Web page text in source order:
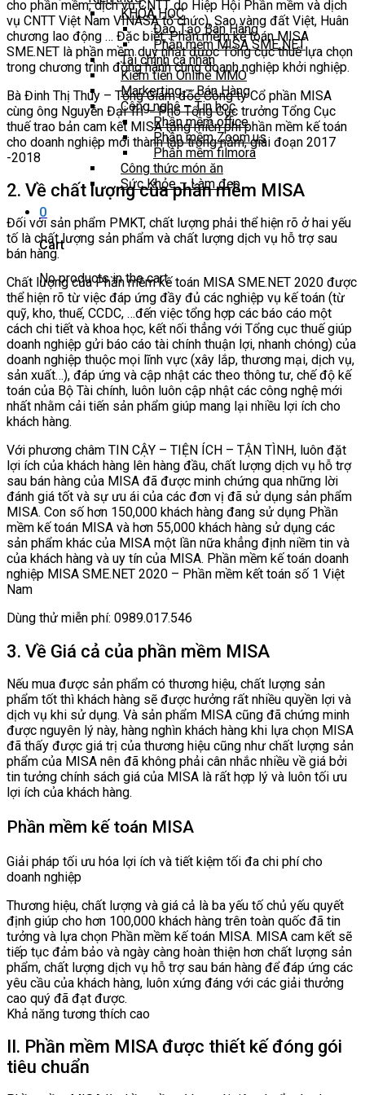
KHÓA HỌC
Đào Tạo Bán Hàng
Phần mềm MISA SME NET
Tài chính cá nhân
Kiếm tiền Online MMO
Markerting – Bán Hàng
Công nghệ – Tin học
Phần mềm office
Phần mềm Zoom.us
Phần mềm filmora
Công thức món ăn
Sức Khỏe – Làm đẹp
0
Cart
No products in the cart.
cho phần mềm, dịch vụ CNTT do Hiệp Hội Phần mềm và dịch
vụ CNTT Việt Nam VINASA tổ chức), Sao vàng đất Việt, Huân
chương lao động … Đặc biệt, Phần mềm kế toán MISA
SME.NET là phần mềm duy nhất được Tổng cục thuế lựa chọn
trong chương trình đồng hành cùng doanh nghiệp khởi nghiệp.
Bà Đinh Thị Thúy – Tổng Giám đốc Công ty Cổ phần MISA
cùng ông Nguyễn Đại Trí – Phó Tổng Cục trưởng Tổng Cục
thuế trao bản cam kết MISA tặng miễn phí phần mềm kế toán
cho doanh nghiệp mới thành lập trong năm, giai đoạn 2017
-2018
2. Về chất lượng của phần mềm MISA
Đối với sản phẩm PMKT, chất lượng phải thể hiện rõ ở hai yếu
tố là chất lượng sản phẩm và chất lượng dịch vụ hỗ trợ sau
bán hàng.
Chất lượng của Phần mềm kế toán MISA SME.NET 2020 được
thể hiện rõ từ việc đáp ứng đầy đủ các nghiệp vụ kế toán (từ
quỹ, kho, thuế, CCDC, …đến việc tổng hợp các báo cáo một
cách chi tiết và khoa học, kết nối thẳng với Tổng cục thuế giúp
doanh nghiệp gửi báo cáo tài chính thuận lợi, nhanh chóng) của
doanh nghiệp thuộc mọi lĩnh vực (xây lắp, thương mại, dịch vụ,
sản xuất…), đáp ứng và cập nhật các theo thông tư, chế độ kế
toán của Bộ Tài chính, luôn luôn cập nhật các công nghệ mới
nhất nhằm cải tiến sản phẩm giúp mang lại nhiều lợi ích cho
khách hàng.
Với phương châm TIN CẬY – TIỆN ÍCH – TẬN TÌNH, luôn đặt
lợi ích của khách hàng lên hàng đầu, chất lượng dịch vụ hỗ trợ
sau bán hàng của MISA đã được minh chứng qua những lời
đánh giá tốt và sự ưu ái của các đơn vị đã sử dụng sản phẩm
MISA. Con số hơn 150,000 khách hàng đang sử dụng Phần
mềm kế toán MISA và hơn 55,000 khách hàng sử dụng các
sản phẩm khác của MISA một lần nữa khẳng định niềm tin và
của khách hàng và uy tín của MISA. Phần mềm kế toán doanh
nghiệp MISA SME.NET 2020 – Phần mềm kết toán số 1 Việt
Nam
Dùng thử miễn phí: 0989.017.546
3. Về Giá cả của phần mềm MISA
Nếu mua được sản phẩm có thương hiệu, chất lượng sản
phẩm tốt thì khách hàng sẽ được hưởng rất nhiều quyền lợi và
dịch vụ khi sử dụng. Và sản phẩm MISA cũng đã chứng minh
được nguyên lý này, hàng nghìn khách hàng khi lựa chọn MISA
đã thấy được giá trị của thương hiệu cũng như chất lượng sản
phẩm của MISA nên đã không phải cân nhắc nhiều về giá bởi
tin tưởng chính sách giá của MISA là rất hợp lý và luôn tối ưu
lợi ích của khách hàng.
Phần mềm kế toán MISA
Giải pháp tối ưu hóa lợi ích và tiết kiệm tối đa chi phí cho
doanh nghiệp
Thương hiệu, chất lượng và giá cả là ba yếu tố chủ yếu quyết
định giúp cho hơn 100,000 khách hàng trên toàn quốc đã tin
tưởng và lựa chọn Phần mềm kế toán MISA. MISA cam kết sẽ
tiếp tục đảm bảo và ngày càng hoàn thiện hơn chất lượng sản
phẩm, chất lượng dịch vụ hỗ trợ sau bán hàng để đáp ứng các
yêu cầu của khách hàng, luôn xứng đáng với các giải thưởng
cao quý đã đạt được.
Khả năng tương thích cao
II. Phần mềm MISA được thiết kế đóng gói
tiêu chuẩn